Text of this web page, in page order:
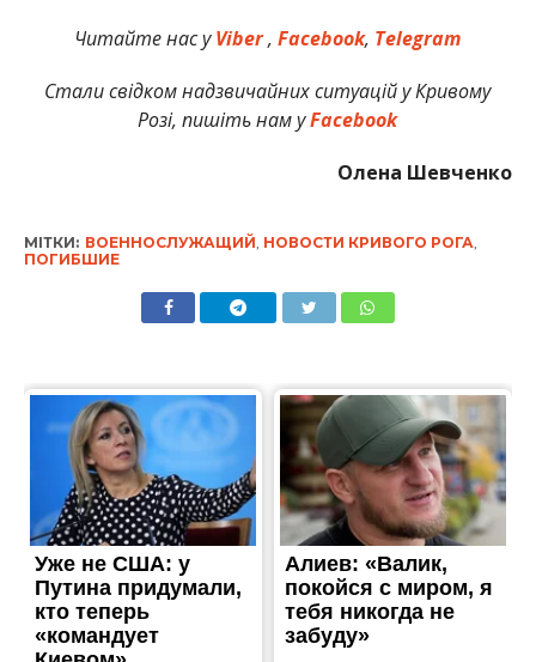
Читайте нас уViber,Facebook, Telegram
Стали свідком надзвичайних ситуацій у Кривому
Розі, пишіть нам уFacebook
Олена Шевченко
МІТКИ: ВОЕННОСЛУЖАЩИЙ НОВОСТИ КРИВОГО РОГА
ПОГИБШИЕ